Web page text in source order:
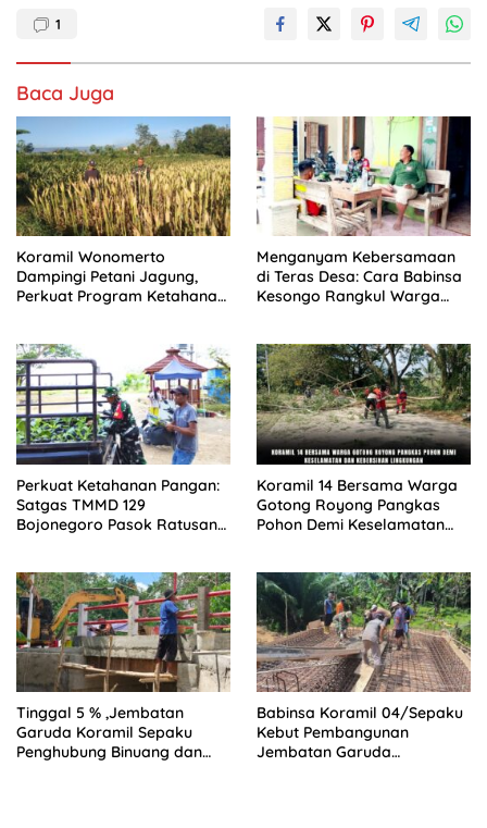
1
Baca Juga
Koramil Wonomerto
Dampingi Petani Jagung,
Perkuat Program Ketahanan
Menganyam Kebersamaan
di Teras Desa: Cara Babinsa
Kesongo Rangkul Warga
Perkuat Ketahanan Pangan:
Satgas TMMD 129
Bojonegoro Pasok Ratusan
Koramil 14 Bersama Warga
Gotong Royong Pangkas
Pohon Demi Keselamatan
Tinggal 5 % ,Jembatan
Garuda Koramil Sepaku
Penghubung Binuang dan
Babinsa Koramil 04/Sepaku
Kebut Pembangunan
Jembatan Garuda